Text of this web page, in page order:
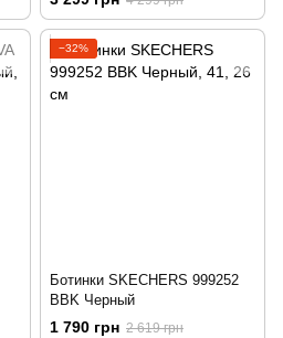
−32%
Ботинки SKECHERS 999252
BBK Черный
1 790 грн 2 619 грн